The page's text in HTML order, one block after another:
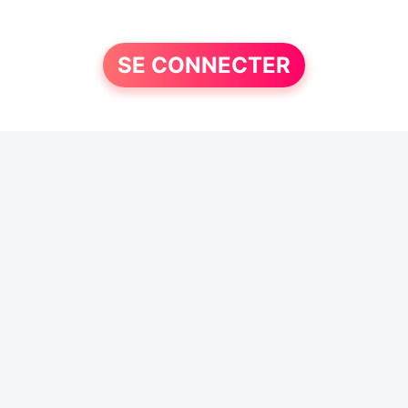
SE CONNECTER